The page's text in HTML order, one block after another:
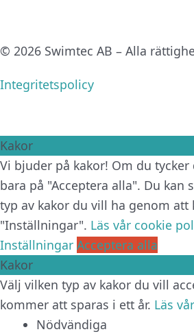
© 2026 Swimtec AB – Alla
Integritetspolicy
Kakor
Vi bjuder på kakor! Om du
bara på "Acceptera alla". Du kan
typ av kakor du vill ha genom att
"Inställningar". Läs vår cookie
Inställningar Acceptera alla
Kakor
Välj vilken typ av kakor du vill
kommer att sparas i ett år. Läs
Nödvändiga